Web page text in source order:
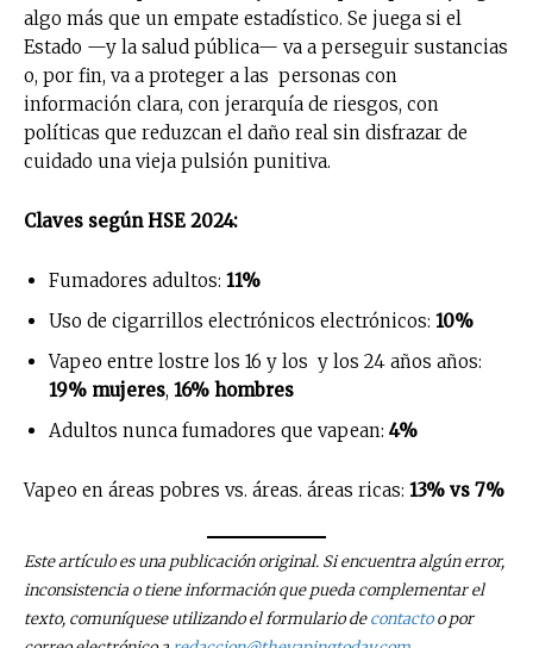
algo más que un empate estadístico. Se juega si el
Estado —y la salud pública— va a perseguir sustancias
o, por fin, va a proteger a las personas con
información clara, con jerarquía de riesgos, con
políticas que reduzcan el daño real sin disfrazar de
cuidado una vieja pulsión punitiva.
Claves según HSE 2024:
Fumadores adultos: 11%
Uso de cigarrillos electrónicos electrónicos: 10%
Vapeo entre lostre los 16 y los y los 24 años años:
19% mujeres, 16% hombres
Adultos nunca fumadores que vapean: 4%
Vapeo en áreas pobres vs. áreas. áreas ricas: 13% vs 7%
Este artículo es una publicación original. Si encuentra algún error,
inconsistencia o tiene información que pueda complementar el
texto, comuníquese utilizando el formulario decontactoo por